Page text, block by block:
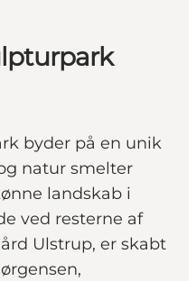
byder på en unik
natur smelter
landskab i
ved resterne af
Ulstrup, er skabt